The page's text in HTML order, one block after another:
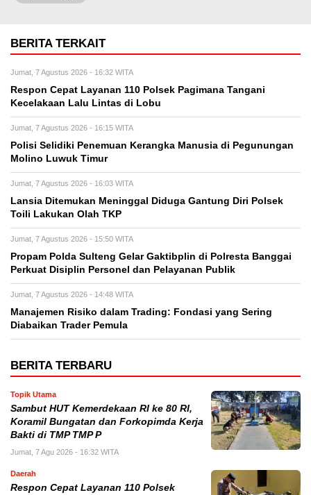
BERITA TERKAIT
Jumat, 7 Agustus 2026 - 16:32 WITA
Respon Cepat Layanan 110 Polsek Pagimana Tangani
Kecelakaan Lalu Lintas di Lobu
Jumat, 7 Agustus 2026 - 16:15 WITA
Polisi Selidiki Penemuan Kerangka Manusia di Pegunungan
Molino Luwuk Timur
Jumat, 7 Agustus 2026 - 16:03 WITA
Lansia Ditemukan Meninggal Diduga Gantung Diri Polsek
Toili Lakukan Olah TKP
Jumat, 7 Agustus 2026 - 15:50 WITA
Propam Polda Sulteng Gelar Gaktibplin di Polresta Banggai
Perkuat Disiplin Personel dan Pelayanan Publik
Jumat, 7 Agustus 2026 - 14:48 WITA
Manajemen Risiko dalam Trading: Fondasi yang Sering
Diabaikan Trader Pemula
BERITA TERBARU
Topik Utama
Sambut HUT Kemerdekaan RI ke 80 RI,
Koramil Bungatan dan Forkopimda Kerja
Bakti di TMP TMP P
Jumat, 7 Agu 2026 - 16:32 WITA
Daerah
Respon Cepat Layanan 110 Polsek